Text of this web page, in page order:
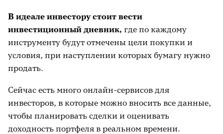
В идеале инвестору стоит вести
инвестиционный дневник, где по каждому
инструменту будут отмечены цели покупки и
условия, при наступлении которых бумагу нужно
продать.
Сейчас есть много онлайн-сервисов для
инвесторов, в которые можно вносить все данные,
чтобы планировать сделки и оценивать
доходность портфеля в реальном времени.